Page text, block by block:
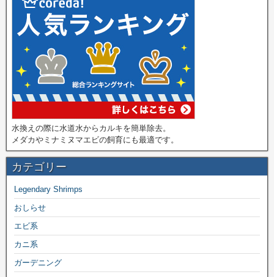
水換えの際に水道水からカルキを簡単除去。
メダカやミナミヌマエビの飼育にも最適です。
カテゴリー
Legendary Shrimps
おしらせ
エビ系
カニ系
ガーデニング